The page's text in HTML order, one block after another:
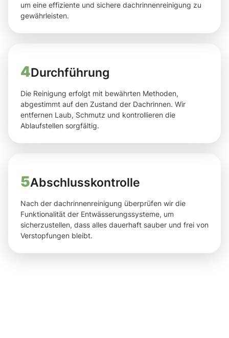
um eine effiziente und sichere dachrinnenreinigung zu
gewährleisten.
4Durchführung
Die Reinigung erfolgt mit bewährten Methoden,
abgestimmt auf den Zustand der Dachrinnen. Wir
entfernen Laub, Schmutz und kontrollieren die
Ablaufstellen sorgfältig.
5Abschlusskontrolle
Nach der dachrinnenreinigung überprüfen wir die
Funktionalität der Entwässerungssysteme, um
sicherzustellen, dass alles dauerhaft sauber und frei von
Verstopfungen bleibt.